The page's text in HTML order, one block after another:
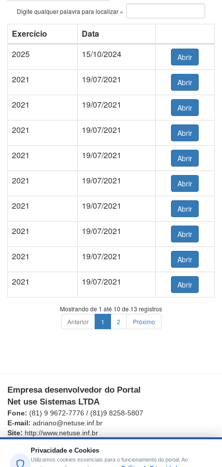
Privacidade e Cookies
Utilizamos cookies essenciais para o funcionamento do portal. Ao
Digite qualquer palavra para localizar »
Exercício
Data
2025
15/10/2024 Abrir
2021 19/07/2021 Abrir
2021 19/07/2021 Abrir
2021 19/07/2021 Abrir
2021 19/07/2021 Abrir
2021 19/07/2021 Abrir
2021 19/07/2021 Abrir
2021 19/07/2021 Abrir
2021 19/07/2021 Abrir
2021 19/07/2021 Abrir
Mostrando de 1 até 10 de 13 registros
Anterior
1 2 Próximo
Empresa desenvolvedor do Portal
Net use Sistemas LTDA
Fone: (81) 9 9672-7776 / (81)9 8258-5807
E-mail: adriano@netuse.inf.br
Site: http://www.netuse.inf.br
Copyright 2008 - 2026- Net use Sistemas